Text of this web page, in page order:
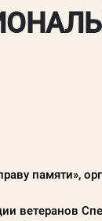
памяти»,
ветеранов